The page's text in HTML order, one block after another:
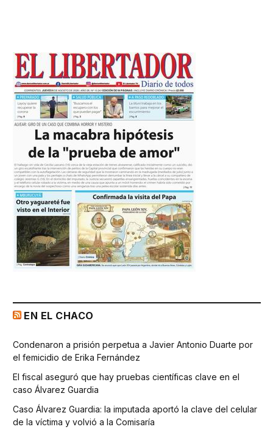
EN EL CHACO
Condenaron a prisión perpetua a Javier Antonio Duarte por
el femicidio de Erika Fernández
El fiscal aseguró que hay pruebas científicas clave en el
caso Álvarez Guardia
Caso Álvarez Guardia: la imputada aportó la clave del celular
de la víctima y volvió a la Comisaría